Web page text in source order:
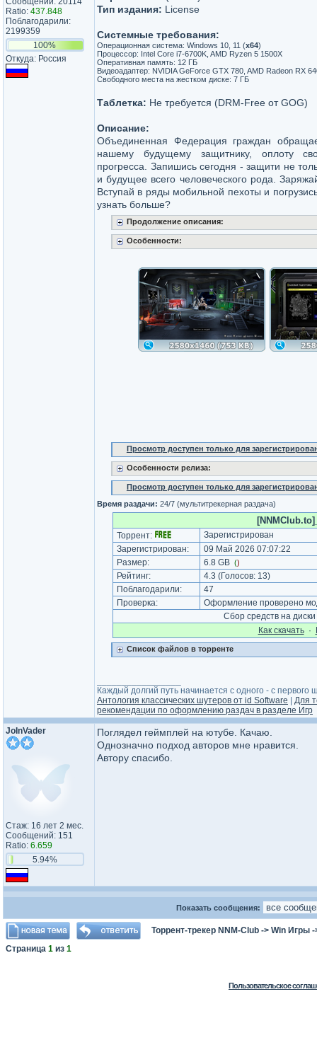
Ratio: 437.848
Поблагодарили:
2199359
100%
Откуда: Россия
Тип издания: License
Системные требования:
Операционная система: Windows 10, 11 (х64)
Процессор: Intel Core i7-6700K, AMD Ryzen 5 1500X
Оперативная память: 12 ГБ
Видеоадаптер: NVIDIA GeForce GTX 780, AMD Radeon RX
Свободного места на жестком диске: 7 ГБ
Таблетка: Не требуется (DRM-Free от GOG)
Описание:
Объединенная Федерация граждан
нашему будущему защитнику, оплоту
прогресса. Запишись сегодня - защити не
и будущее всего человеческого рода.
Вступай в ряды мобильной пехоты и
узнать больше?
Продолжение описания:
Особенности:
Просмотр доступен только для
Особенности релиза:
Просмотр доступен только для
Время раздачи: 24/7 (мультитрекерная раздача)
Торрент:
Зарегистрирован
Зарегистрирован:
09 Май 2026 07:07:22
Размер:
6.8 GB ()
Рейтинг: 4.3 (Голосов: 13)
Поблагодарили:
47
Проверка:
Оформление проверено
Сбор средств на
Как cкачать·
Список файлов в торренте
Каждый долгий путь начинается с одного - с первого
Антология классических шутеров от id Software
Для
рекомендации по оформлению раздач в разделе Игр
JoInVader
Стаж: 16 лет 2 мес.
Сообщений: 151
Ratio: 6.659
5.94%
Поглядел геймплей на ютубе. Качаю.
Однозначно подход авторов мне нравится.
Автору спасибо.
Показать сообщения:
Торрент-трекер NNM-Club -> Win Игры
Страница 1 из 1
Пользовательское